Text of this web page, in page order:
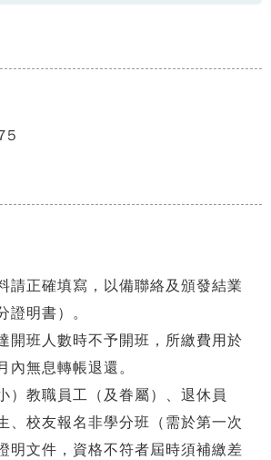
請正確填寫，以備聯絡及頒發結業
證明書）。
開班人數時不予開班，所繳費用於
內無息轉帳退還。
）教職員工（及眷屬）、退休員
、校友報名非學分班（需於第一次
明文件，資格不符者屆時須補繳差